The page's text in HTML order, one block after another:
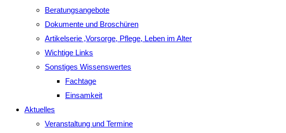
Beratungsangebote
Dokumente und Broschüren
Artikelserie ‚Vorsorge, Pflege, Leben im Alter
Wichtige Links
Sonstiges Wissenswertes
Fachtage
Einsamkeit
Aktuelles
Veranstaltung und Termine